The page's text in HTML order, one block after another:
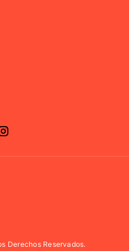
Derechos Reservados.